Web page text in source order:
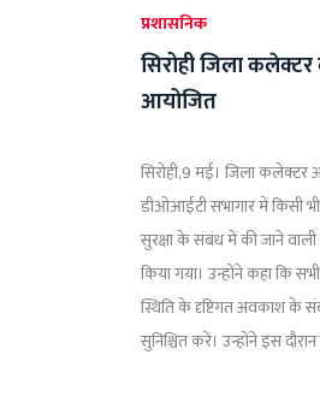
प्रशासनिक
सिरोही जिला
आयोजित
सिरोही,9 मई। जिला कलेक्टर
डीओआईटी सभागार में किसी
सुरक्षा के संबंध में की जाने
किया गया। उन्होंने कहा कि
स्थिति के दृष्टिगत अवकाश के
सुनिश्चित करें। उन्होंने इस